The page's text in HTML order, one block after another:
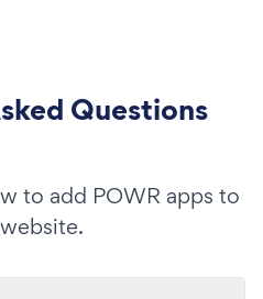
Questions
to add POWR apps to